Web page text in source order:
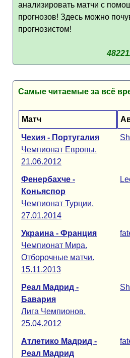
анализировать матчи с
прогнозов! Здесь можно
прогнозистом!
Самые читаемые за всё
Матч
Чехия - Португалия
Чемпионат Европы.
21.06.2012
Фенербахче -
Коньяспор
Чемпионат Турции.
27.01.2014
Украина - Франция
Чемпионат Мира.
Отборочные матчи.
15.11.2013
Реал Мадрид -
Бавария
Лига Чемпионов.
25.04.2012
Атлетико Мадрид -
Реал Мадрид